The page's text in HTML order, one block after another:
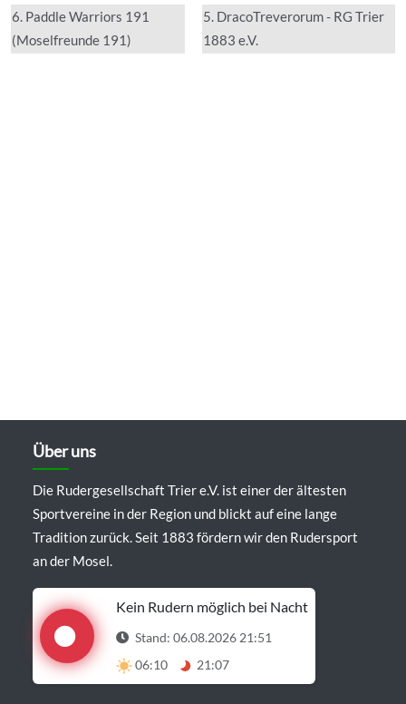
6. Paddle Warriors 191
(Moselfreunde 191)
5. DracoTreverorum - RG Trier
1883 e.V.
Über uns
Die Rudergesellschaft Trier e.V. ist einer der ältesten
Sportvereine in der Region und blickt auf eine lange
Tradition zurück. Seit 1883 fördern wir den Rudersport
an der Mosel.
Kein Rudern möglich bei Nacht
Stand: 06.08.2026 21:51
06:10
21:07
Details anzeigen